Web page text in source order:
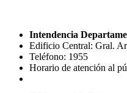
Intendencia
Edificio Central: Gral.
Teléfono: 1955
Horario de atención al